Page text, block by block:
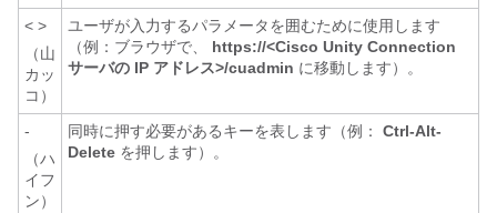
< >
（山
カッ
コ）
ユーザが入力するパラメータを囲むために使用します
（例：ブラウザで、
https://<Cisco Unity Connection
サーバの IP アドレス>/cuadmin に移動します）。
-
（ハ
イフ
ン）
同時に押す必要があるキーを表します（例：
Ctrl-Alt-
Delete を押します）。